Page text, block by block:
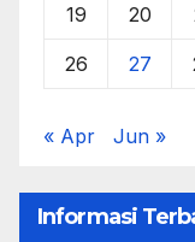
19 20
26 27
« Apr Jun »
Informasi